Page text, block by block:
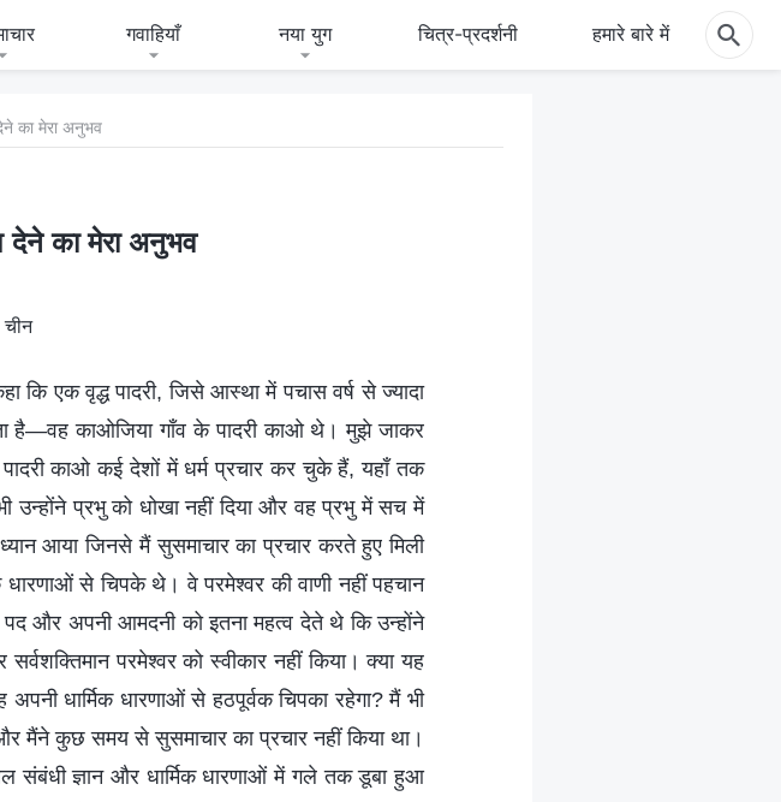
गवाहियाँ नया युग चित्र-प्रदर्शनी हमारे बारे में
का मेरा अनुभव
देने का मेरा अनुभव
चीन
एक वृद्ध पादरी, जिसे आस्था में पचास वर्ष से ज्यादा
है—वह काओजिया गाँव के पादरी काओ थे। मुझे जाकर
काओ कई देशों में धर्म प्रचार कर चुके हैं, यहाँ तक
उन्होंने प्रभु को धोखा नहीं दिया और वह प्रभु में सच में
आया जिनसे मैं सुसमाचार का प्रचार करते हुए मिली
से चिपके थे। वे परमेश्वर की वाणी नहीं पहचान
और अपनी आमदनी को इतना महत्व देते थे कि उन्होंने
परमेश्वर को स्वीकार नहीं किया। क्या यह
धार्मिक धारणाओं से हठपूर्वक चिपका रहेगा? मैं भी
मैंने कुछ समय से सुसमाचार का प्रचार नहीं किया था।
संबंधी ज्ञान और धार्मिक धारणाओं में गले तक डूबा हुआ